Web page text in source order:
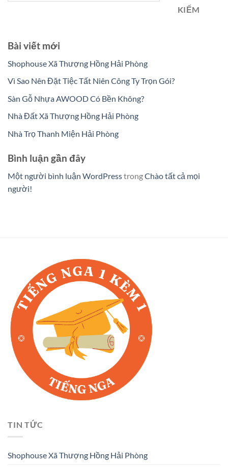
KIẾM
Bài viết mới
Shophouse Xã Thượng Hồng Hải Phòng
Vì Sao Nên Đặt Tiệc Tất Niên Công Ty Trọn Gói?
Sàn Gỗ Nhựa AWOOD Có Bền Không?
Nhà Đất Xã Thượng Hồng Hải Phòng
Nhà Trọ Thanh Miện Hải Phòng
Bình luận gần đây
Một người bình luận WordPresstrongChào tất cả mọi
người!
TIN TỨC
Shophouse Xã Thượng Hồng Hải Phòng